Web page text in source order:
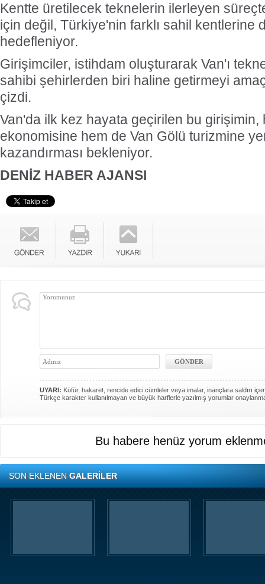
Kentte üretilecek teknelerin ilerleyen
için değil, Türkiye'nin farklı sahil kentlerine
hedefleniyor.
Girişimciler, istihdam oluşturarak Van'ı
sahibi şehirlerden biri haline getirmeyi
çizdi.
Van'da ilk kez hayata geçirilen bu girişimin,
ekonomisine hem de Van Gölü turizmine
kazandırması bekleniyor.
DENİZ HABER AJANSI
UYARI: Küfür, hakaret, rencide edici cümleler veya imalar, inançlara saldırı
Türkçe karakter kullanılmayan ve büyük harflerle yazılmış yorumlar
Bu habere henüz yorum
SON EKLENENGALERİLER